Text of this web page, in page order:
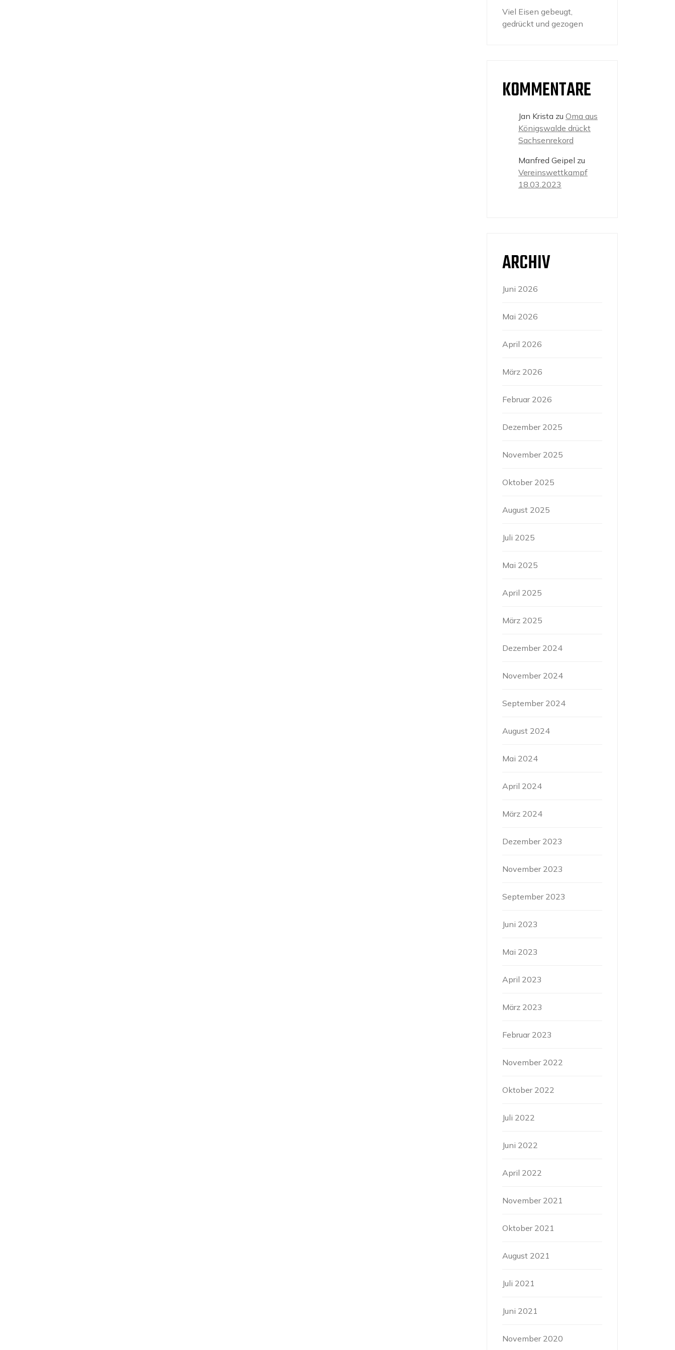
Viel Eisen gebeugt,
gedrückt und gezogen
KOMMENTARE
Jan Krista zu Oma aus
Königswalde drückt
Sachsenrekord
Manfred Geipel zu
Vereinswettkampf
18.03.2023
ARCHIV
Juni 2026
Mai 2026
April 2026
März 2026
Februar 2026
Dezember 2025
November 2025
Oktober 2025
August 2025
Juli 2025
Mai 2025
April 2025
März 2025
Dezember 2024
November 2024
September 2024
August 2024
Mai 2024
April 2024
März 2024
Dezember 2023
November 2023
September 2023
Juni 2023
Mai 2023
April 2023
März 2023
Februar 2023
November 2022
Oktober 2022
Juli 2022
Juni 2022
April 2022
November 2021
Oktober 2021
August 2021
Juli 2021
Juni 2021
November 2020